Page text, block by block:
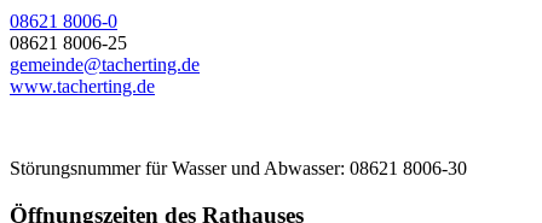
08621 8006-0
08621 8006-25
gemeinde@tacherting.de
www.tacherting.de
Störungsnummer für Wasser und Abwasser: 08621 8006-30
Öffnungszeiten des Rathauses